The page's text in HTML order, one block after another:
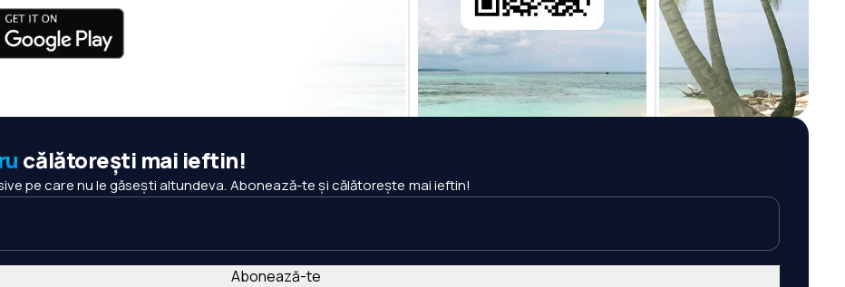
călătorești mai ieftin!
pe care nu le găsești altundeva. Abonează-te și călătorește mai ieftin!
Abonează-te